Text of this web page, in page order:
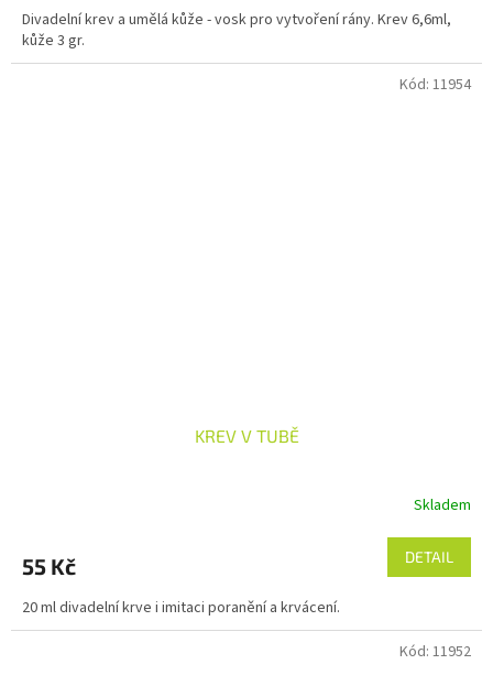
Divadelní krev a umělá kůže - vosk pro vytvoření rány. Krev 6,6ml,
kůže 3 gr.
KREV V TUBĚ
Skladem
55 Kč DETAIL
20 ml divadelní krve i imitaci poranění a krvácení.
Kód: 11954
Kód: 11952